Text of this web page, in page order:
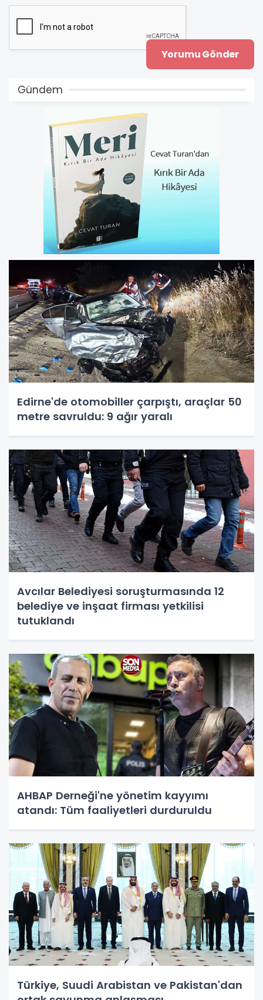
Gündem
Edirne'de otomobiller çarpıştı, araçlar 50
metre savruldu: 9 ağır yaralı
Avcılar Belediyesi soruşturmasında 12
belediye ve inşaat firması yetkilisi
tutuklandı
AHBAP Derneği'ne yönetim kayyımı
atandı: Tüm faaliyetleri durduruldu
Türkiye, Suudi Arabistan ve Pakistan'dan